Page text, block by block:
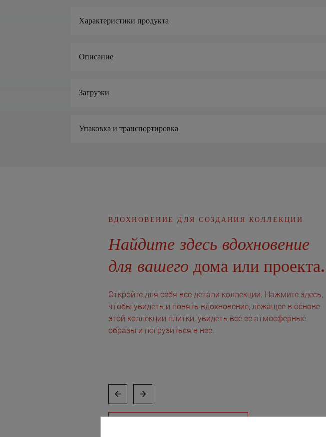
Характеристики продукта
Описание
Загрузки
Упаковка и транспортировка
ВДОХНОВЕНИЕ ДЛЯ СОЗДАНИЯ КОЛЛЕКЦИИ
Найдите здесь вдохновение
для вашего дома или проекта.
Откройте для себя все детали коллекции. Нажмите здесь,
чтобы увидеть и понять вдохновение, лежащее в основе
этой коллекции плитки, увидеть все ее атмосферные
образы и погрузиться в нее.